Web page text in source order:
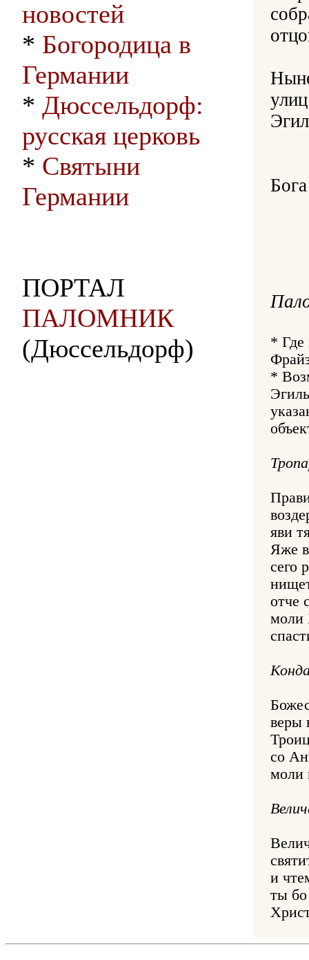
новостей
* Богородица в
Германии
* Дюссельдорф:
русская церковь
* Святыни
Германии
ПОРТАЛ
ПАЛОМНИК
(Дюссельдорф)
* Где
*
яви
Яже
сего
отче
моли
веры
со
моли
и
ты